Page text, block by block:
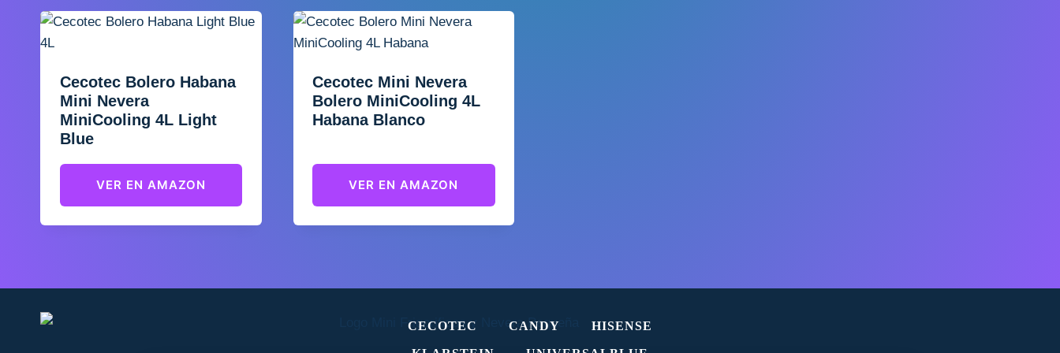
Cecotec Bolero Habana
Mini Nevera
MiniCooling 4L Light
Blue
VER EN AMAZON
Cecotec Mini Nevera
Bolero MiniCooling 4L
Habana Blanco
VER EN AMAZON
CECOTEC CANDY HISENSE